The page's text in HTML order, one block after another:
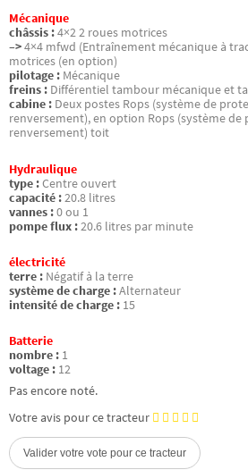
Mécanique
châssis :4×2 2 roues motrices
–>4×4 mfwd (Entraînement mécanique à
motrices (en option)
pilotage : Mécanique
freins : Différentiel tambour mécanique et
cabine : Deux postes Rops (système de
renversement), en option Rops (système
renversement) toit
Hydraulique
type :Centre ouvert
capacité :20.8 litres
vannes :0 ou 1
pompe flux :20.6 litres par minute
électricité
terre : Négatif à la terre
système de charge :Alternateur
intensité de charge : 15
Batterie
nombre : 1
voltage : 12
Pas encore noté.
Votre avis pour ce tracteur